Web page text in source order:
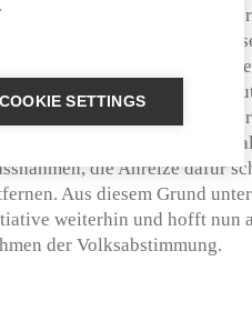
Würde bedeutet.
stellt folglich eine
im Sinne des
Praktik daher vollständig
und Ziegen jedoch noch
die Anreize dafür
Aus diesem Grund
weiterhin und hofft nun
der Volksabstimmung.
COOKIE SETTINGS